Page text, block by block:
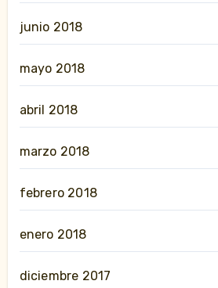
junio 2018
mayo 2018
abril 2018
marzo 2018
febrero 2018
enero 2018
diciembre 2017